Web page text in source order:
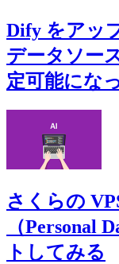
Dify をアッ
データソー
定可能にな
さくらの
（Personal
トしてみる